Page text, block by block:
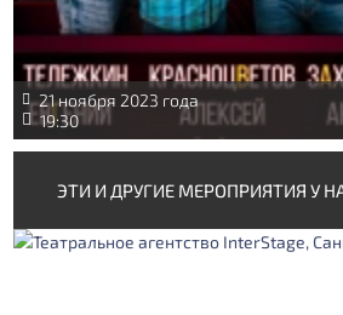
21 ноября 2023 года
19:30
ЭТИ И ДРУГИЕ МЕРОПРИЯТИЯ У